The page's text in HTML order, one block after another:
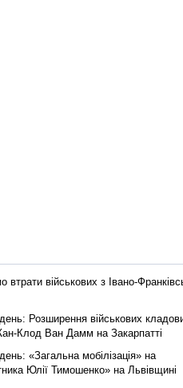
військових з
Розширення військових
Клод Ван Дамм на Закарпатті
«Загальна мобілізація» на
Юлії Тимошенко» на Львівщині